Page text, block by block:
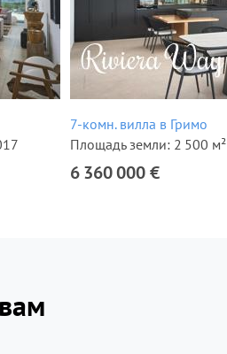
7-комн. вилла в Гримо
Площадь земли: 2 500 м²
6 360 000 €